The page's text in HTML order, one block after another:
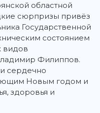
областной
сюрпризы привёз
Государственной
состоянием
видов
Филиппов.
сердечно
Новым годом и
здоровья и